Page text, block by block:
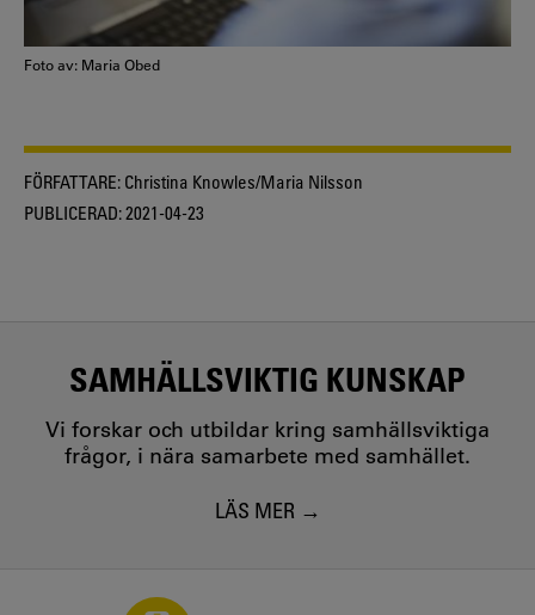
Foto av: Maria Obed
FÖRFATTARE: Christina Knowles/Maria Nilsson
PUBLICERAD:2021-04-23
SAMHÄLLSVIKTIG KUNSKAP
Vi forskar och utbildar kring samhällsviktiga
frågor, i nära samarbete med samhället.
LÄS MER